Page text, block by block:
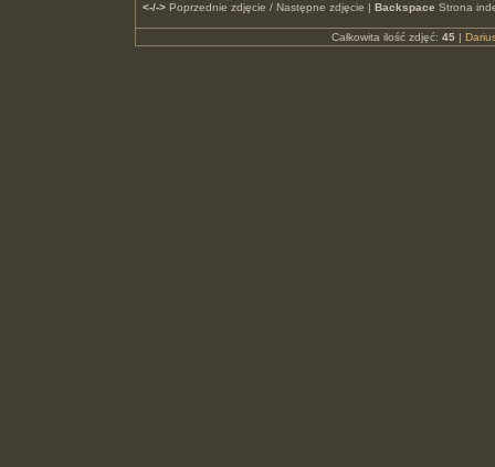
<-/->Poprzednie zdjęcie / Następne zdjęcie | Backspace Strona
Całkowita ilość zdjęć: 45|